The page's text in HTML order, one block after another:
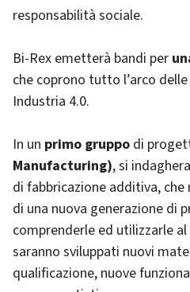
responsabilità sociale.
Bi-Rex emetterà bandi per
che coprono tutto l’arco
Industria 4.0.
In un primo gruppo di
Manufacturing), si
di fabbricazione additiva,
di una nuova generazione di
comprenderle ed utilizzarle
saranno sviluppati nuovi
qualificazione, nuove